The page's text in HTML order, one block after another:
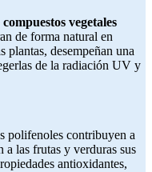
compuestos vegetales
de forma natural en
plantas, desempeñan una
de la radiación UV y
polifenoles contribuyen a
a las frutas y verduras sus
antioxidantes,